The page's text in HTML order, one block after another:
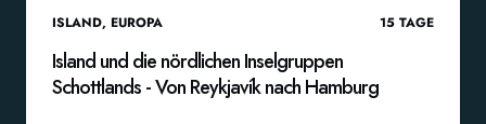
ISLAND, EUROPA 15 TAGE
Island und die nördlichen Inselgruppen
Schottlands - Von Reykjavík nach Hamburg